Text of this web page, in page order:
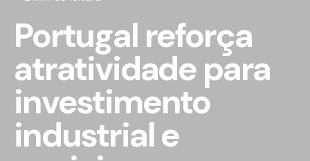
Portugal reforça
atratividade para
investimento
industrial e